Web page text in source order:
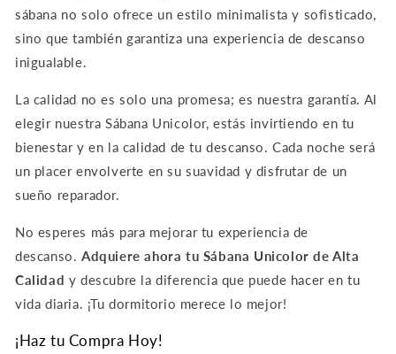
sábana no solo ofrece un estilo minimalista y sofisticado,
sino que también garantiza una experiencia de descanso
inigualable.
La calidad no es solo una promesa; es nuestra garantía. Al
elegir nuestra Sábana Unicolor, estás invirtiendo en tu
bienestar y en la calidad de tu descanso. Cada noche será
un placer envolverte en su suavidad y disfrutar de un
sueño reparador.
No esperes más para mejorar tu experiencia de
descanso. Adquiere ahora tu Sábana Unicolor de Alta
Calidad y descubre la diferencia que puede hacer en tu
vida diaria. ¡Tu dormitorio merece lo mejor!
¡Haz tu Compra Hoy!